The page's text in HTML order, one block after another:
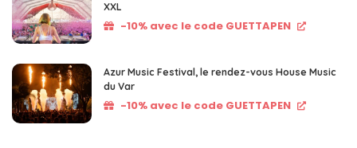
XXL
-10% avec le code GUETTAPEN
Azur Music Festival, le rendez-vous House Music
du Var
-10% avec le code GUETTAPEN